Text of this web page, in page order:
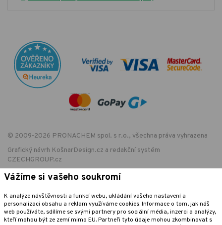
© 2009-2026 PRONACHEM spol. s r.o., všechna práva vyhrazena
Grafický návrh KošnarDesign.cz a redakční systém
CZECHGROUP.cz
EET - označení provozovny:
Podle zákona o evidenci tržeb je prodávající povinen vystavit kupujícímu
účtenku. Zároveň je povinen zaevidovat přijatou tržbu u správce daně
online; v případě technického výpadku pak nejpozději do 48 hodin.
Vážíme si vašeho soukromí
K analýze návštěvnosti a funkcí webu, ukládání vašeho nastavení a
personalizaci obsahu a reklam využíváme cookies. Informace o tom, jak náš
web používáte, sdílíme se svými partnery pro sociální média, inzerci a analýzy,
kteří mohou být ze zemí mimo EU. Partneři tyto údaje mohou zkombinovat s